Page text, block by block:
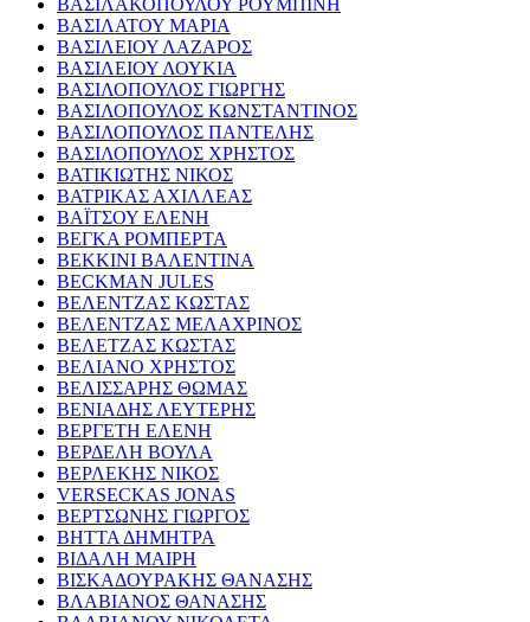
ΒΑΣΙΛΑΚΟΠΟΥΛΟΥ ΡΟΥΜΠΙΝΗ
ΒΑΣΙΛΑΤΟΥ ΜΑΡΙΑ
ΒΑΣΙΛΕΙΟΥ ΛΑΖΑΡΟΣ
ΒΑΣΙΛΕΙΟΥ ΛΟΥΚΙΑ
ΒΑΣΙΛΟΠΟΥΛΟΣ ΓΙΩΡΓΗΣ
ΒΑΣΙΛΟΠΟΥΛΟΣ ΚΩΝΣΤΑΝΤΙΝΟΣ
ΒΑΣΙΛΟΠΟΥΛΟΣ ΠΑΝΤΕΛΗΣ
ΒΑΣΙΛΟΠΟΥΛΟΣ ΧΡΗΣΤΟΣ
ΒΑΤΙΚΙΩΤΗΣ ΝΙΚΟΣ
ΒΑΤΡΙΚΑΣ ΑΧΙΛΛΕΑΣ
ΒΑΪΤΣΟΥ ΕΛΕΝΗ
ΒΕΓΚΑ ΡΟΜΠΕΡΤΑ
ΒΕΚΚΙΝΙ ΒΑΛΕΝΤΙΝΑ
BECKMAN JULES
ΒΕΛΕΝΤΖΑΣ ΚΩΣΤΑΣ
ΒΕΛΕΝΤΖΑΣ ΜΕΛΑΧΡΙΝΟΣ
ΒΕΛΕΤΖΑΣ ΚΩΣΤΑΣ
ΒΕΛΙΑΝΟ ΧΡΗΣΤΟΣ
ΒΕΛΙΣΣΑΡΗΣ ΘΩΜΑΣ
ΒΕΝΙΑΔΗΣ ΛΕΥΤΕΡΗΣ
ΒΕΡΓΕΤΗ ΕΛΕΝΗ
ΒΕΡΔΕΛΗ ΒΟΥΛΑ
ΒΕΡΛΕΚΗΣ ΝΙΚΟΣ
VERSECKAS JONAS
ΒΕΡΤΣΩΝΗΣ ΓΙΩΡΓΟΣ
ΒΗΤΤΑ ΔΗΜΗΤΡΑ
ΒΙΔΑΛΗ ΜΑΙΡΗ
ΒΙΣΚΑΔΟΥΡΑΚΗΣ ΘΑΝΑΣΗΣ
ΒΛΑΒΙΑΝΟΣ ΘΑΝΑΣΗΣ